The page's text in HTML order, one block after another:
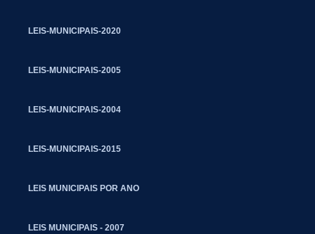
LEIS-MUNICIPAIS-2020
LEIS-MUNICIPAIS-2005
LEIS-MUNICIPAIS-2004
LEIS-MUNICIPAIS-2015
LEIS MUNICIPAIS POR ANO
LEIS MUNICIPAIS - 2007